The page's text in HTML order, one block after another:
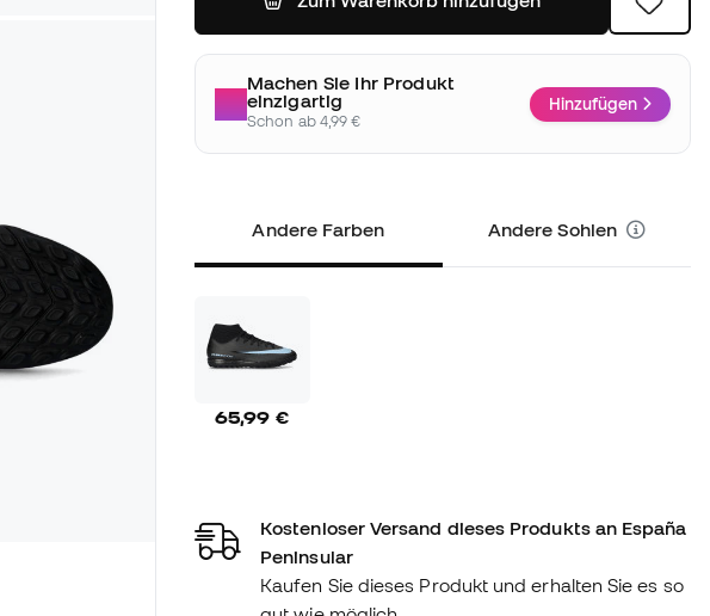
Machen Sie Ihr Produkt
einzigartig
Schon ab 4,99 €
Hinzufügen
Andere Farben Andere Sohlen
65,99 €
Kostenloser Versand dieses Produkts an España
Peninsular
Kaufen Sie dieses Produkt und erhalten Sie es so